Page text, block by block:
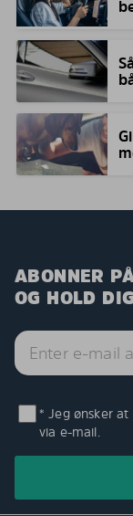
ABONNER
OG HOLD
* Jeg ønsker
via e-mail.